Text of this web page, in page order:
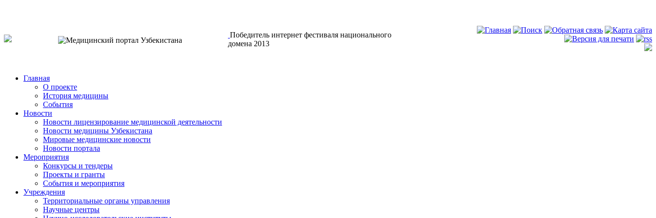
Победитель интернет фестиваля национального
домена 2013
Главная
О проекте
История медицины
События
Новости
Новости лицензирование медицинской деятельности
Новости медицины Узбекистана
Мировые медицинские новости
Новости портала
Мероприятия
Конкурсы и тендеры
Проекты и гранты
События и мероприятия
Учреждения
Территориальные органы управления
Научные центры